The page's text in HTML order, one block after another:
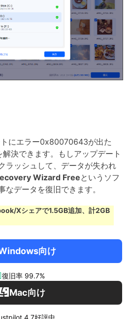
にエラー0x80070643が出た
決できます。もしアップデート
ラッシュして、データが失われ
Wizard Freeというソフ
なデータを復旧できます。
Xシェアで1.5GB追加、計2GB
向け
復旧率 99.7%
Mac向け